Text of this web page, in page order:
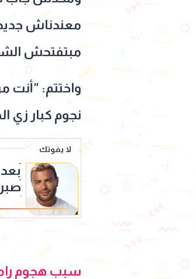
معندناش
مبتفتحش
واختتم: "أنت
نجوم كبار زي
لا يفوتك
سبب هجوم